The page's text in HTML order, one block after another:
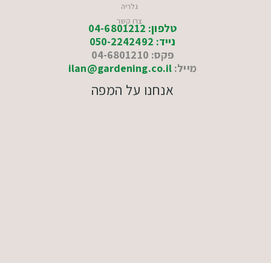
גלריה
צרו קשר
טלפון: 04-6801212
נייד: 050-2242492
פקס: 04-6801210
מייל: ilan@gardening.co.il
אנחנו על המפה